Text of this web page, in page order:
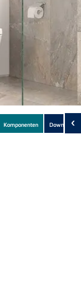
Komponenten Downloads
‹